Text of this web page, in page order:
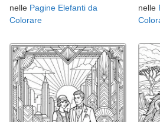
nelle Pagine Elefanti da
Colorare
nelle